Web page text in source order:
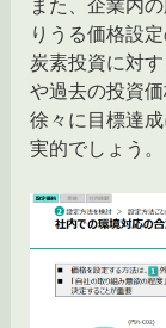
また、企業内
りうる価格設
炭素投資に対
や過去の投資
徐々に目標達
実的でしょう。